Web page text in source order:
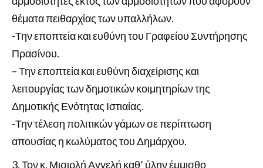
θέματα πειθαρχίας των υπαλλήλων.
-Την εποπτεία και ευθύνη του Γραφείου Συντήρησης
Πρασίνου.
– Την εποπτεία και ευθύνη διαχείρισης και
λειτουργίας των δημοτικών κοιμητηρίων της
Δημοτικής Ενότητας Ιστιαίας.
-Την τέλεση πολιτικών γάμων σε περίπτωση
απουσίας η κωλύματος του Δημάρχου.
Τον κ. Μισιρλή Αγγελή καθ’ ύλην έμμισθο